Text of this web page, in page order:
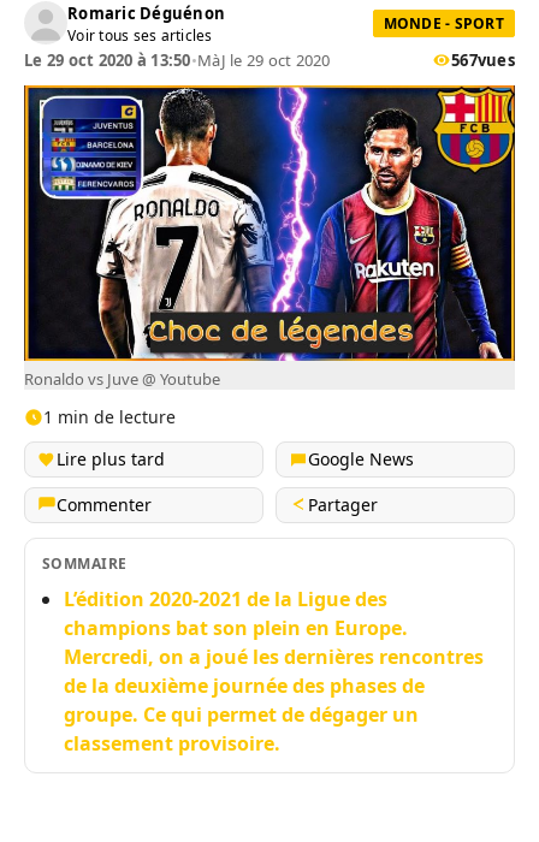
Romaric Déguénon
Voir tous ses articles
MONDE - SPORT
Le 29 oct 2020 à 13:50•MàJ le 29 oct 2020 567vues
Ronaldo vs Juve @ Youtube
1 min de lecture
Lire plus tard
Google News
Commenter
Partager
SOMMAIRE
L’édition 2020-2021 de la Ligue des
champions bat son plein en Europe.
Mercredi, on a joué les dernières rencontres
de la deuxième journée des phases de
groupe. Ce qui permet de dégager un
classement provisoire.